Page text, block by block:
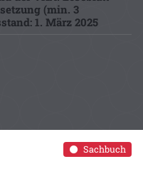
(min. 3
1. März 2025
Sachbuch